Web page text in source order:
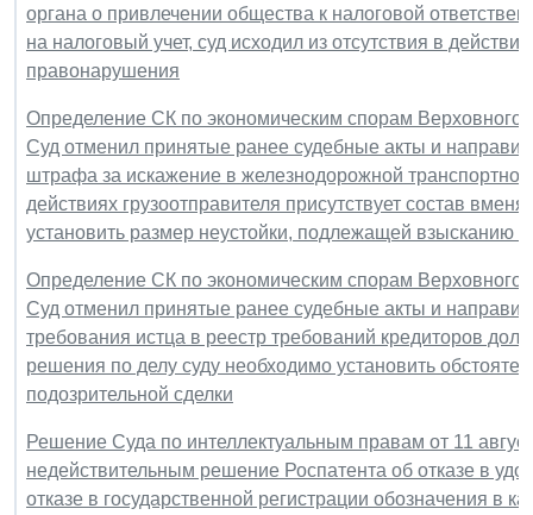
органа о привлечении общества к налоговой
на налоговый учет, суд исходил из отсутствия в
правонарушения
Определение СК по экономическим спорам
Суд отменил принятые ранее судебные акты и
штрафа за искажение в железнодорожной
действиях грузоотправителя присутствует состав
установить размер неустойки, подлежащей взысканию с
Определение СК по экономическим спорам
Суд отменил принятые ранее судебные акты и
требования истца в реестр требований кредиторов
решения по делу суду необходимо установить
подозрительной сделки
Решение Суда по интеллектуальным правам от 11
недействительным решение Роспатента об отказе в
отказе в государственной регистрации обозначения в